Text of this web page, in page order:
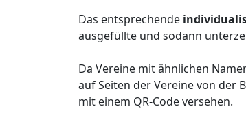
Das entsprechende
ausgefüllte und sodann
Da Vereine mit ähnlichen
auf Seiten der Vereine von der
mit einem QR-Code versehen.